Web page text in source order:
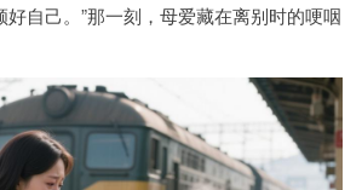
好自己。”那一刻，母爱藏在离别时的哽咽